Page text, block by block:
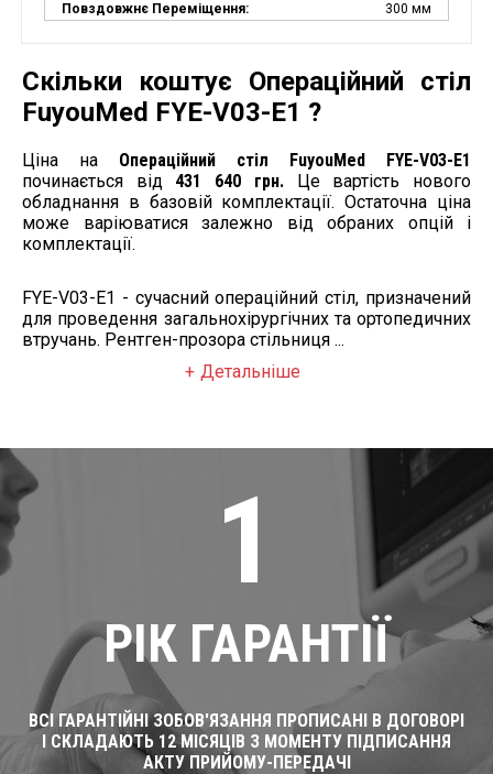
Повздовжнє Переміщення:
300 мм
Скільки коштує Операційний стіл
FuyouMed FYE-V03-E1 ?
Ціна на Операційний стіл FuyouMed FYE-V03-E1
починається від 431 640 грн.Це вартість нового
обладнання в базовій комплектації. Остаточна ціна
може варіюватися залежно від обраних опцій і
комплектації.
FYE-V03-E1 - сучасний операційний стіл, призначений
для проведення загальнохірургічних та ортопедичних
втручань. Рентген-прозора стільниця ...
Детальніше
1
РІК ГАРАНТІЇ
ВСІ ГАРАНТІЙНІ ЗОБОВ'ЯЗАННЯ ПРОПИСАНІ В ДОГОВОРІ
І СКЛАДАЮТЬ 12 МІСЯЦІВ З МОМЕНТУ ПІДПИСАННЯ
АКТУ ПРИЙОМУ-ПЕРЕДАЧІ